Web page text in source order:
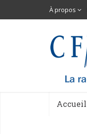
À propos
Accueil